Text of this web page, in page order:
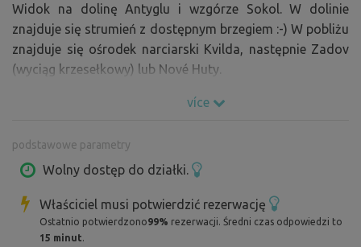
Widok na dolinę Antyglu i wzgórze Sokol. W dolinie
znajduje się strumień z dostępnym brzegiem :-) W pobliżu
znajduje się ośrodek narciarski Kvilda, następnie Zadov
(wyciąg krzesełkowy) lub Nové Huty.
více
podstawowe parametry
Wolny dostęp do działki.
Właściciel musi potwierdzić rezerwację
Ostatnio potwierdzono99% rezerwacji. Średni czas odpowiedzi to
15 minut.